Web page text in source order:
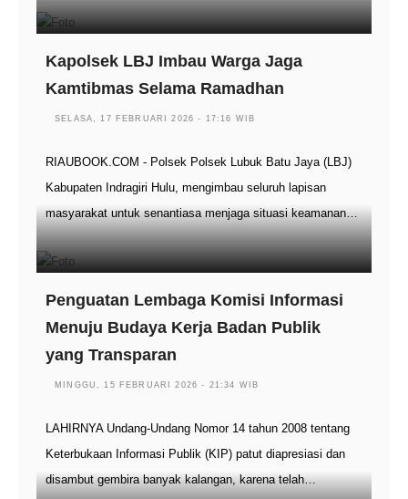
Kapolsek LBJ Imbau Warga Jaga
Kamtibmas Selama Ramadhan
SELASA, 17 FEBRUARI 2026 - 17:16 WIB
RIAUBOOK.COM - Polsek Polsek Lubuk Batu Jaya (LBJ)
Kabupaten Indragiri Hulu, mengimbau seluruh lapisan
masyarakat untuk senantiasa menjaga situasi keamanan…
Penguatan Lembaga Komisi Informasi
Menuju Budaya Kerja Badan Publik
yang Transparan
MINGGU, 15 FEBRUARI 2026 - 21:34 WIB
LAHIRNYA Undang-Undang Nomor 14 tahun 2008 tentang
Keterbukaan Informasi Publik (KIP) patut diapresiasi dan
disambut gembira banyak kalangan, karena telah…